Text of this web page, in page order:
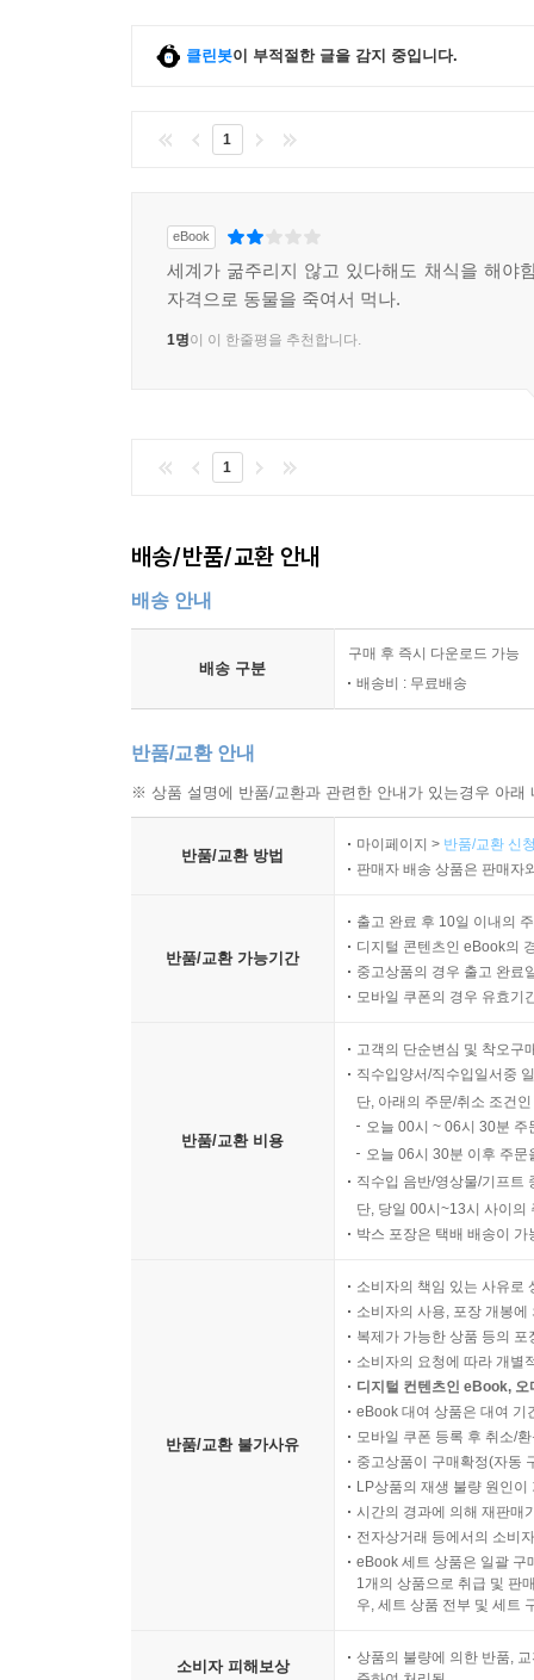
클린봇이 부적절한 글을 감지 중입니다.
1
eBook
세계가 굶주리지 않고 있다해도 채식을 해야
자격으로 동물을 죽여서 먹나.
1명이 이 한줄평을 추천합니다.
1
배송/반품/교환 안내
배송 안내
배송 구분
구매 후 즉시 다운로드 가능
배송비 : 무료배송
반품/교환 안내
※ 상품 설명에 반품/교환과 관련한 안내가 있는경우 아
반품/교환 방법
마이페이지 > 반품/교환 신
판매자 배송 상품은 판매자
반품/교환 가능기간
출고 완료 후 10일 이내의
디지털 콘텐츠인 eBook의
중고상품의 경우 출고 완료
모바일 쿠폰의 경우 유효기
반품/교환 비용
고객의 단순변심 및 착오구
직수입양서/직수입일서중
단, 아래의 주문/취소 조건
오늘 00시 ~ 06시 30분
오늘 06시 30분 이후 주
직수입 음반/영상물/기프트
단, 당일 00시~13시 사이의
박스 포장은 택배 배송이
반품/교환 불가사유
소비자의 책임 있는 사유로
소비자의 사용, 포장 개봉
복제가 가능한 상품 등의
소비자의 요청에 따라 개별
디지털 컨텐츠인 eBook,
eBook 대여 상품은 대여 기
모바일 쿠폰 등록 후 취소/
중고상품이 구매확정(자동
LP상품의 재생 불량 원인
시간의 경과에 의해 재판매
전자상거래 등에서의 소비
eBook 세트 상품은 일괄 구
1개의 상품으로 취급 및 판
우, 세트 상품 전부 및 세트
소비자 피해보상
상품의 불량에 의한 반품,